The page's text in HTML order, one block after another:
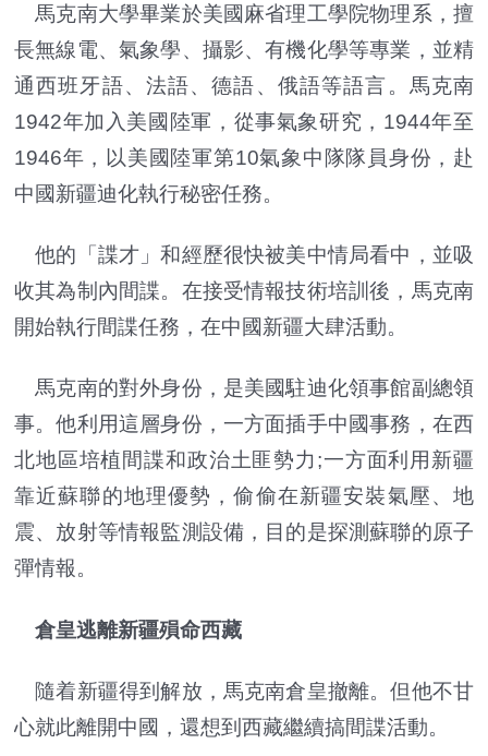
馬克南大學畢業於美國麻省理工學院物理系，擅
長無線電、氣象學、攝影、有機化學等專業，並精
通西班牙語、法語、德語、俄語等語言。馬克南
1942年加入美國陸軍，從事氣象研究，1944年至
1946年，以美國陸軍第10氣象中隊隊員身份，赴
中國新疆迪化執行秘密任務。
他的「諜才」和經歷很快被美中情局看中，並吸
收其為制內間諜。在接受情報技術培訓後，馬克南
開始執行間諜任務，在中國新疆大肆活動。
馬克南的對外身份，是美國駐迪化領事館副總領
事。他利用這層身份，一方面插手中國事務，在西
北地區培植間諜和政治土匪勢力;一方面利用新疆
靠近蘇聯的地理優勢，偷偷在新疆安裝氣壓、地
震、放射等情報監測設備，目的是探測蘇聯的原子
彈情報。
倉皇逃離新疆殞命西藏
隨着新疆得到解放，馬克南倉皇撤離。但他不甘
心就此離開中國，還想到西藏繼續搞間諜活動。